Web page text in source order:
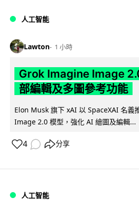
人工智能
Lawton 1 小時
Grok Imagine Image
部編輯及多圖參考功能
Elon Musk 旗下 xAI 以 SpaceXAI 名
Image 2.0 模型，強化 AI 繪圖及編輯...
4 分享
人工智能